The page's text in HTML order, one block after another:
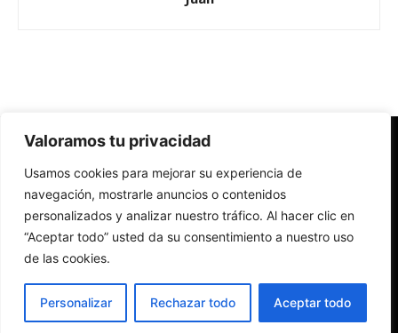
Valoramos tu privacidad
Usamos cookies para mejorar su experiencia de
navegación, mostrarle anuncios o contenidos
personalizados y analizar nuestro tráfico. Al hacer clic en
“Aceptar todo” usted da su consentimiento a nuestro uso
de las cookies.
Personalizar Rechazar todo Aceptar todo
Redes Cristianas
Una mirada alternativa sobre la Iglesia católica y la sociedad
- Colectivos de Redes Cristianas